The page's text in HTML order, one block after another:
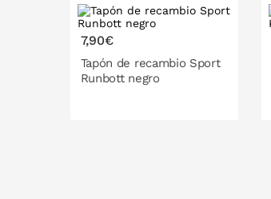
7,90€
Tapón de recambio Sport
Runbott negro